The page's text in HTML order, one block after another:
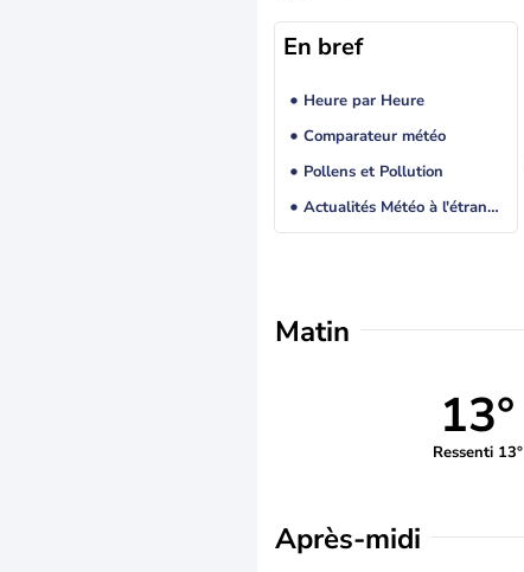
En bref
Heure par Heure
Comparateur météo
Pollens et Pollution
Actualités Météo à l'étranger
Matin
13°
Ressenti 13°
Après-midi